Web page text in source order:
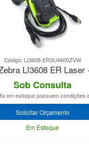
Código: LI3608-ER3U4600ZVW
LI3608 ER Laser
Sob Consulta
em estoque possuem condições
Solicitar Orçamento
Em Estoque